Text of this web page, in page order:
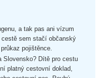
a tak pas ani vízum
cestě sem stačí občanský
pojištěnce.
Slovensko? Dítě pro cestu
platný cestovní doklad,